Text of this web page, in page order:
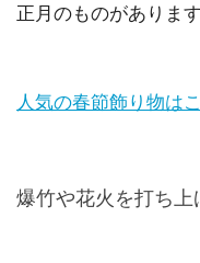
正月のものがあります
人気の春節飾り物は
爆竹や花火を打ち上